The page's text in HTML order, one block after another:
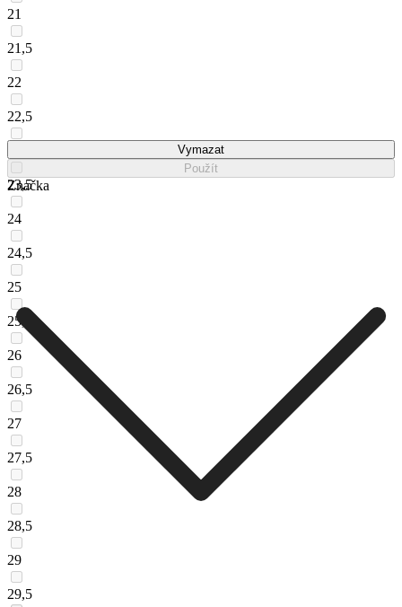
21
21,5
22
22,5
23,5
24
24,5
25
25,5
26
26,5
27
27,5
28
28,5
29
29,5
Vymazat
Použít
Značka